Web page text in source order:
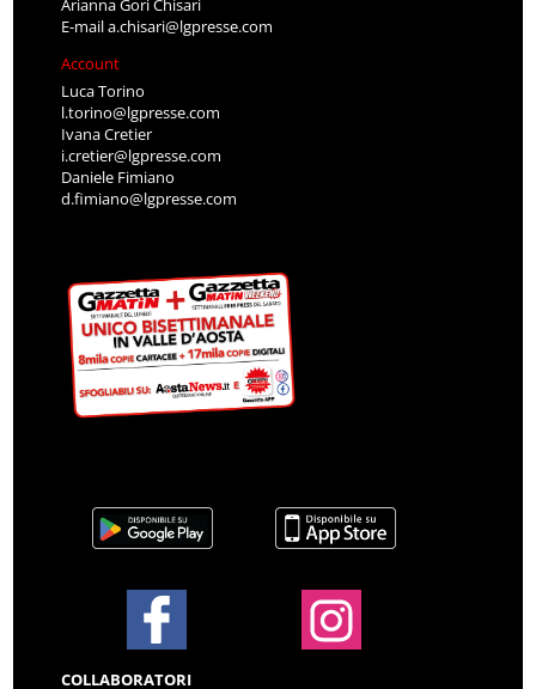
E-maila.chisari@lgpresse.com
Account
Luca Torino
l.torino@lgpresse.com
Ivana Cretier
i.cretier@lgpresse.com
Daniele Fimiano
d.fimiano@lgpresse.com
COLLABORATORI